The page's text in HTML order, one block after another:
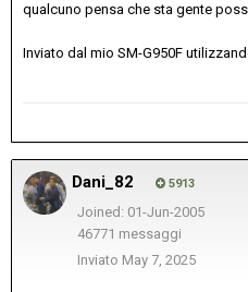
qualcuno pensa che sta gente
Inviato dal mio SM-G950F
Dani_82 5913
Joined: 01-Jun-2005
46771 messaggi
Inviato May 7, 2025